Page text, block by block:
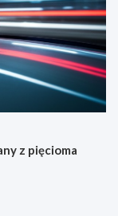
z pięcioma